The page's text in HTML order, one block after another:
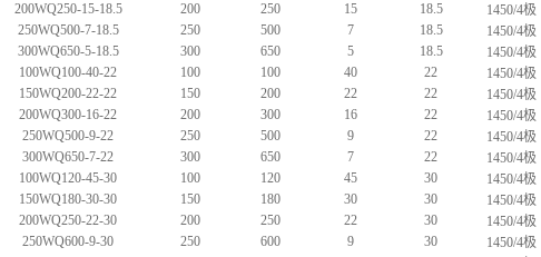
200WQ250-15-18.5
200 250 15 18.5
1450/4极
250WQ500-7-18.5
250 500 7 18.5
1450/4极
300WQ650-5-18.5
300 650 5 18.5
1450/4极
100WQ100-40-22
100 100 40 22
1450/4极
150WQ200-22-22
150 200 22 22
1450/4极
200WQ300-16-22
200 300 16 22
1450/4极
250WQ500-9-22
250 500 9 22
1450/4极
300WQ650-7-22
300 650 7 22
1450/4极
100WQ120-45-30
100 120 45 30
1450/4极
150WQ180-30-30
150 180 30 30
1450/4极
200WQ250-22-30
200 250 22 30
1450/4极
250WQ600-9-30
250 600 9 30
1450/4极